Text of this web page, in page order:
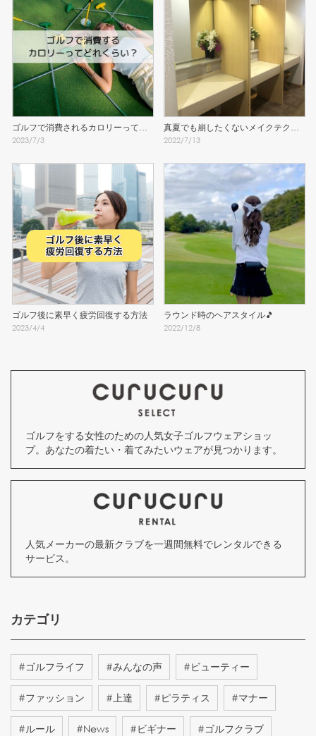
ゴルフで消費されるカロリーってど
れくらい？
2023/7/3
真夏でも崩したくないメイクテクニ
ック！
2022/7/13
ゴルフ後に素早く疲労回復する方法
2023/4/4
ラウンド時のヘアスタイル🎵
2022/12/8
ゴルフをする女性のための人気女子ゴルフウェアショッ
プ。あなたの着たい・着てみたいウェアが見つかります。
人気メーカーの最新クラブを一週間無料でレンタルできる
サービス。
カテゴリ
#ゴルフライフ #みんなの声 #ビューティー
#ファッション #上達 #ピラティス #マナー
#ルール #News #ビギナー #ゴルフクラブ